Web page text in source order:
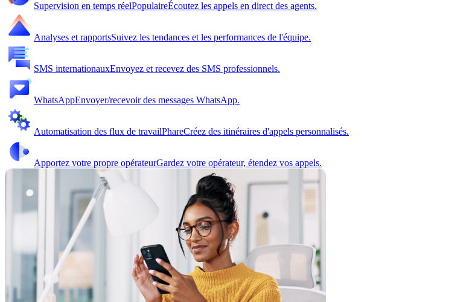
Supervision en temps réelPopulaireÉcoutez les appels en direct des agents.
Analyses et rapportsSuivez les tendances et les performances de l'équipe.
SMS internationauxEnvoyez et recevez des SMS professionnels.
WhatsAppEnvoyer/recevoir des messages WhatsApp.
Automatisation des flux de travailPhareCréez des itinéraires d'appels personnalisés.
Apportez votre propre opérateurGardez votre opérateur, étendez vos appels.